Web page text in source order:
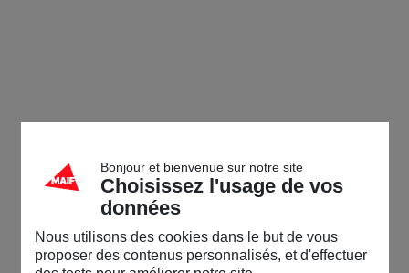
Bonjour et bienvenue sur notre site
Choisissez l'usage de vos
données
Nous utilisons des cookies dans le but de vous
proposer des contenus personnalisés, et d'effectuer